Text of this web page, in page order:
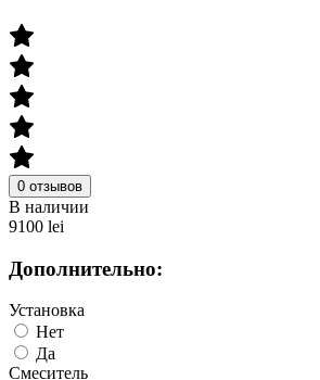
0 отзывов
В наличии
9100 lei
Дополнительно:
Установка
Нет
Да
Смеситель